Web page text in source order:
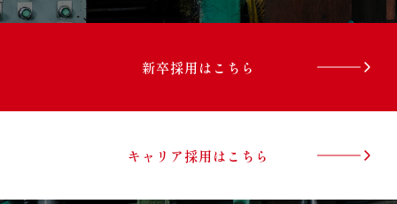
新卒採用はこちら
キャリア採用はこちら